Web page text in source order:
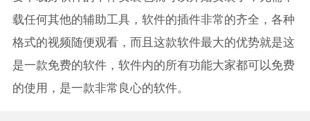
载任何其他的辅助工具，软件的插件非常的齐全，各种
格式的视频随便观看，而且这款软件最大的优势就是这
是一款免费的软件，软件内的所有功能大家都可以免费
的使用，是一款非常良心的软件。